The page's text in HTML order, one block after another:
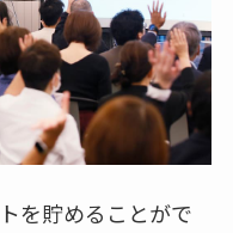
を貯めることがで